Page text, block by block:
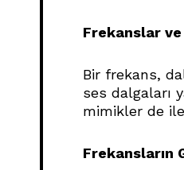
Frekanslar
Bir frekans,
ses dalgaları
mimikler de
Frekansların